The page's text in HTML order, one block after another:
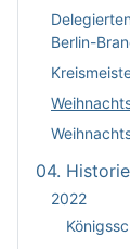
Berlin-
04. Historie
2022